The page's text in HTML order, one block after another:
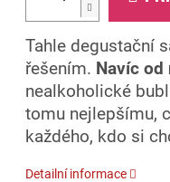
Tahle degustační
řešením. Navíc
nealkoholické
tomu nejlepšímu,
každého, kdo si
Detailní informace